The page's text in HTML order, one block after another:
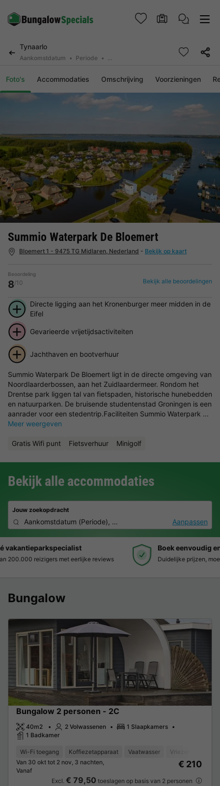
Tynaarlo
Aankomstdatum Periode 2 personen, 0 huisdier
Foto's Accommodaties Omschrijving Voorzieningen
Summio Waterpark De Bloemert
Bloemert 1 - 9475 TG Midlaren, Nederland - Bekijk op kaart
Beoordeling
8/10 Bekijk alle beoordelingen
Directe ligging aan het Kronenburger meer midden in de
Eifel
Gevarieerde vrijetijdsactiviteiten
Jachthaven en bootverhuur
Summio Waterpark De Bloemert ligt in de directe omgeving van
Noordlaarderbossen, aan het Zuidlaardermeer. Rondom het
Drentse park liggen tal van fietspaden, historische hunebedden
en natuurparken. De bruisende studentenstad Groningen is een
aanrader voor een stedentrip.Faciliteiten Summio Waterpark ...
Meer weergeven
Gratis Wifi punt Fietsverhuur Minigolf
Bekijk alle accommodaties
Jouw zoekopdracht
Aankomstdatum (Periode), 2 personen, 0 huisdierAanpassen
Boek eenvoudig en zonder stress
Duidelijke prijzen, moeiteloos boeken en veilige betaalomgeving
Bungalow
Bungalow 2 personen - 2C
40m2 2 Volwassenen
1 Slaapkamers
1 Badkamer
Wi-Fi toegang Koffiezetapparaat Vaatwasser Vriezer
Van 30 okt tot 2 nov, 3 nachten,
Vanaf
€ 210
Excl. € 79,50 toeslagen op basis van 2 personen